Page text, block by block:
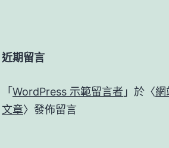
近期留言
「 WordPress 示範留言者 」於〈網
文章〉發佈留言